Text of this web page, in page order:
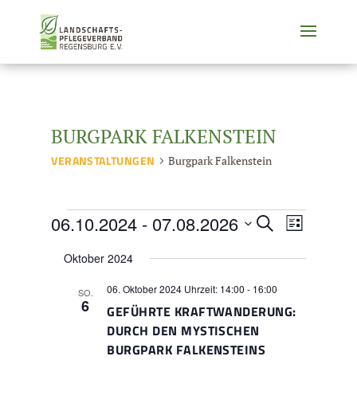
BURGPARK FALKENSTEIN
VERANSTALTUNGEN Burgpark Falkenstein
VERANSTALTUNGEN
SUCHE
UND
NAVIGATION
Suche Liste
06.10.2024 - 07.08.2026
wählen.
Oktober 2024
SO.
6
GEFÜHRTE KRAFTWANDERUNG:
DURCH DEN MYSTISCHEN
BURGPARK FALKENSTEINS
06. Oktober 2024 Uhrzeit: 14:00 - 16:00